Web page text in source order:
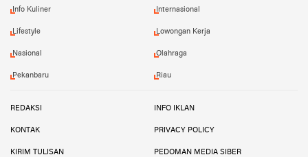
Info Kuliner Internasional
Lifestyle Lowongan Kerja
Nasional Olahraga
Pekanbaru Riau
REDAKSI INFO IKLAN
KONTAK PRIVACY POLICY
KIRIM TULISAN PEDOMAN MEDIA SIBER